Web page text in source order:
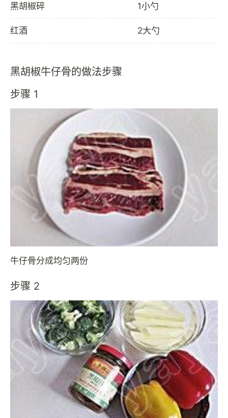
黑胡椒碎 1小勺
红酒 2大勺
黑胡椒牛仔骨的做法步骤
步骤 1
牛仔骨分成均匀两份
步骤 2